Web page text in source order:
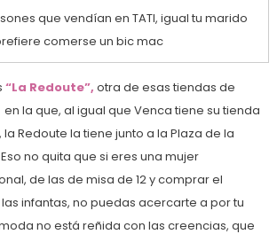
que vendían en TATI, igual tu marido
comerse un bic mac
“La Redoute”, otra de esas tiendas de
la que, al igual que Venca tiene su tienda
Redoute la tiene junto a la Plaza de la
no quita que si eres una mujer
de las de misa de 12 y comprar el
infantas, no puedas acercarte a por tu
no está reñida con las creencias, que